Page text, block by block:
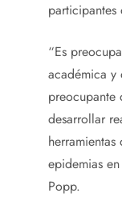
participantes
“Es
académica y
preocupante
desarrollar
epidemias
Popp.